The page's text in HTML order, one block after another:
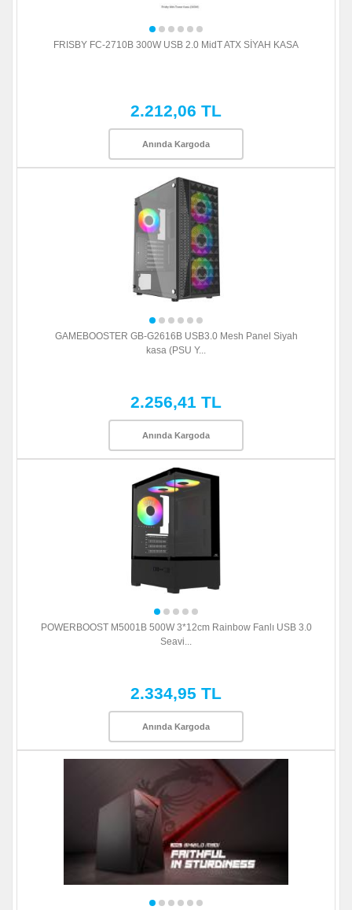
FRISBY FC-2710B 300W USB 2.0 MidT ATX SİYAH KASA
2.212,06 TL
Anında Kargoda
GAMEBOOSTER GB-G2616B USB3.0 Mesh Panel Siyah
kasa (PSU Y...
2.256,41 TL
Anında Kargoda
POWERBOOST M5001B 500W 3*12cm Rainbow Fanlı USB 3.0
Seavi...
2.334,95 TL
Anında Kargoda